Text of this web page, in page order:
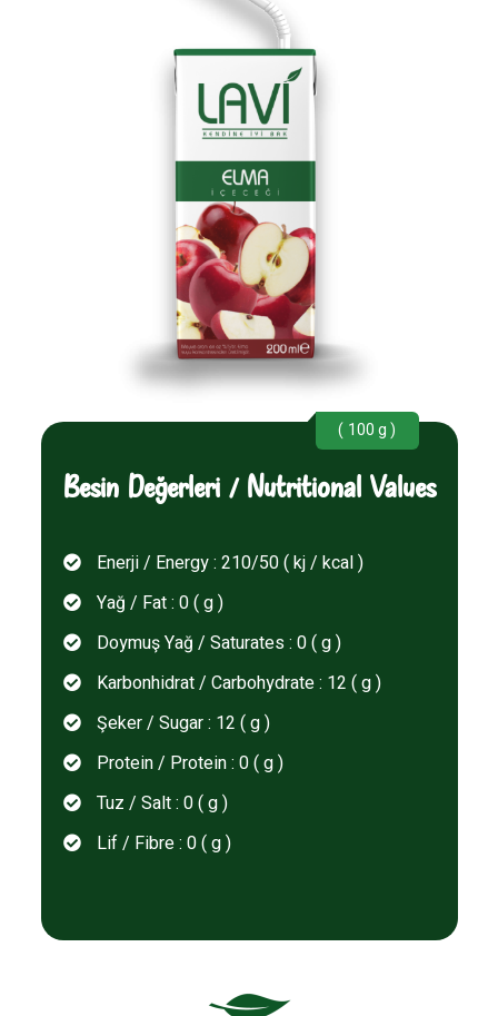
( 100 g )
Besin Değerleri / Nutritional Values
Enerji / Energy : 210/50 ( kj / kcal )
Yağ / Fat : 0 ( g )
Doymuş Yağ / Saturates : 0 ( g )
Karbonhidrat / Carbohydrate : 12 ( g )
Şeker / Sugar : 12 ( g )
Protein / Protein : 0 ( g )
Tuz / Salt : 0 ( g )
Lif / Fibre : 0 ( g )